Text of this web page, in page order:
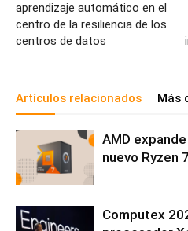
aprendizaje automático en el
centro de la resiliencia de los
centros de datos
Artículos relacionados Más
AMD
nuevo Ryzen
Computex